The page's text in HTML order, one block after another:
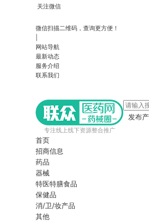
关注微信
微信扫描二维码，查询更方便！
网站导航
最新动态
服务介绍
联系我们
专注线上线下资源整合推广
发布
首页
招商信息
药品
器械
特医特膳食品
保健品
消/卫/妆产品
其他